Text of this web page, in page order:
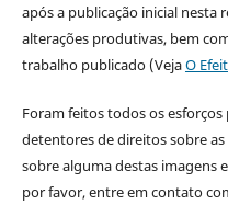
após a publicação inicial nesta
alterações produtivas, bem
trabalho publicado (VejaO
Foram feitos todos os
detentores de direitos sobre
sobre alguma destas imagens
por favor, entre em contato